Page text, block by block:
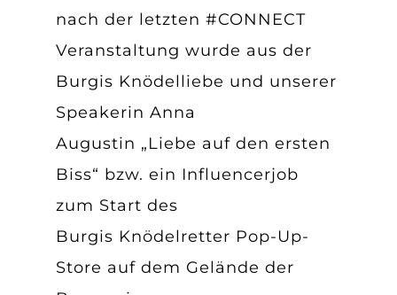
nach der letzten #CONNECT
Veranstaltung wurde aus der
Burgis Knödelliebe und unserer
Speakerin Anna
Augustin „Liebe auf den ersten
Biss“ bzw. ein Influencerjob
zum Start des
Burgis Knödelretter Pop-Up-
Store auf dem Gelände der